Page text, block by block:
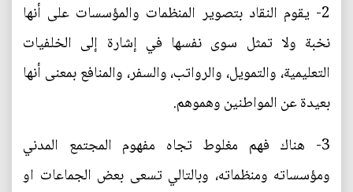
2- يقوم النقاد بتصوير المنظمات والمؤسسات على أنها
نخبة ولا تمثل سوى نفسها في إشارة إلى الخلفيات
التعليمية، والتمويل، والرواتب، والسفر، والمنافع بمعنى أنها
بعيدة عن المواطنين وهموهم.
3- هناك فهم مغلوط تجاه مفهوم المجتمع المدني
ومؤسساته ومنظماته، وبالتالي تسعى بعض الجماعات او